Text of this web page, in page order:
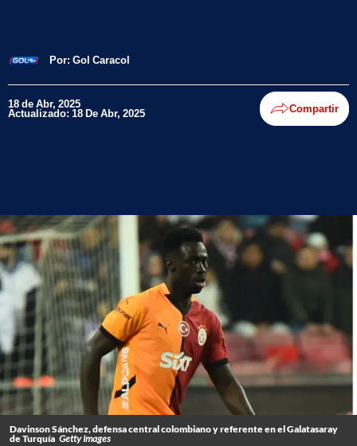
Por: Gol Caracol
18 de Abr, 2025
Actualizado: 18 De Abr, 2025 Compartir
Davinson Sánchez, defensa central colombiano y referente en el Galatasaray
de Turquía Getty Images